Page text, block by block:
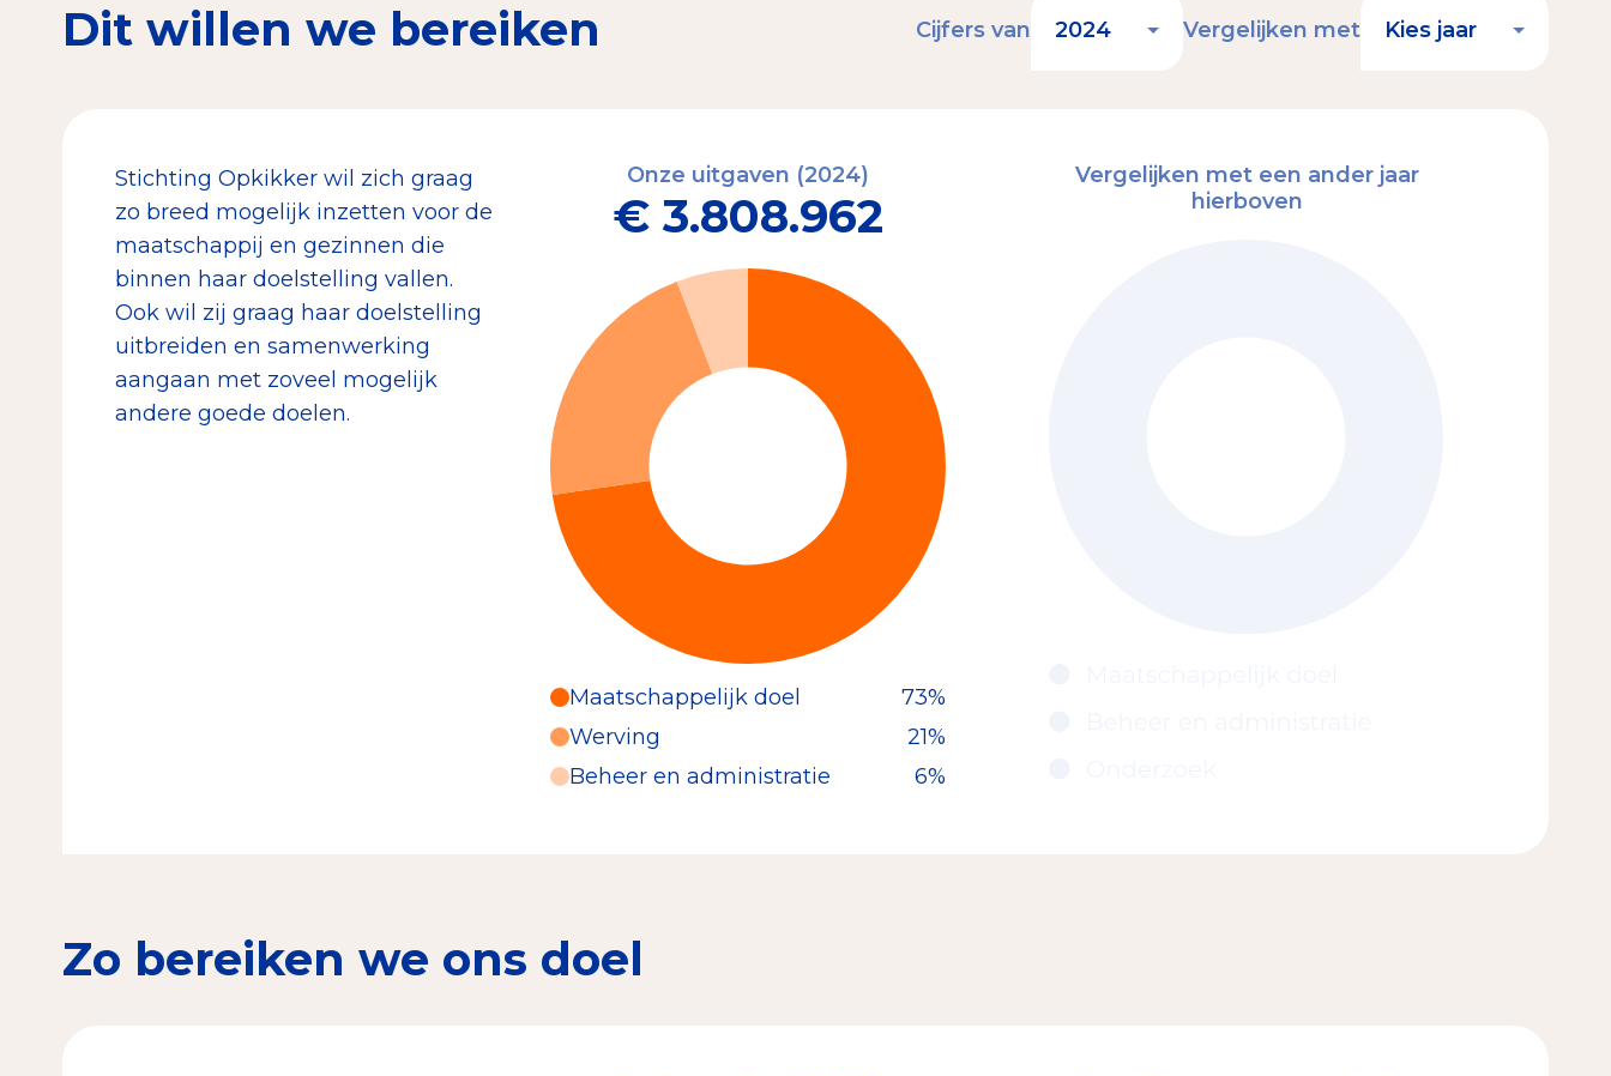
Dit willen we bereiken Cijfers van Vergelijken met
Vergelijken met een ander jaar
hierboven
Onze uitgaven (2024)
€ 3.808.962
Maatschappelijk doel
73%
Werving
21%
Beheer en administratie
6%
Stichting Opkikker wil zich graag
zo breed mogelijk inzetten voor de
maatschappij en gezinnen die
binnen haar doelstelling vallen.
Ook wil zij graag haar doelstelling
uitbreiden en samenwerking
aangaan met zoveel mogelijk
andere goede doelen.
Zo bereiken we ons doel